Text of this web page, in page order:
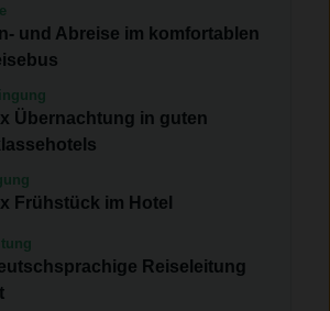
und Abreise im komfortablen
Übernachtung in guten
Frühstück im Hotel
Reiseleitung